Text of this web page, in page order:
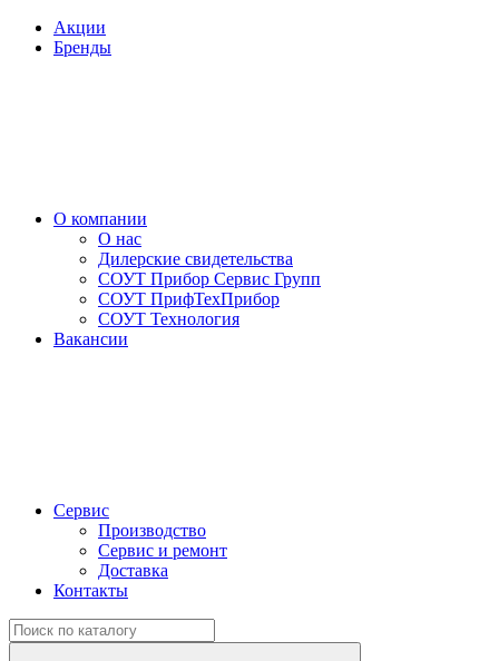
Акции
Бренды
О компании
О нас
Дилерские свидетельства
СОУТ Прибор Сервис Групп
СОУТ ПрифТехПрибор
СОУТ Технология
Вакансии
Сервис
Производство
Сервис и ремонт
Доставка
Контакты